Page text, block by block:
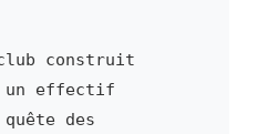
construit
un effectif
des